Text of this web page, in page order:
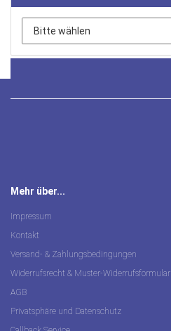
Mehr über...
Impressum
Kontakt
Versand- & Zahlungsbedingungen
Widerrufsrecht & Muster-Widerrufsformular
AGB
Privatsphäre und Datenschutz